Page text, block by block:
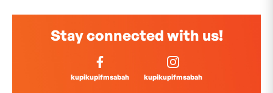
Stay connected with us!
kupikupifmsabah kupikupifmsabah